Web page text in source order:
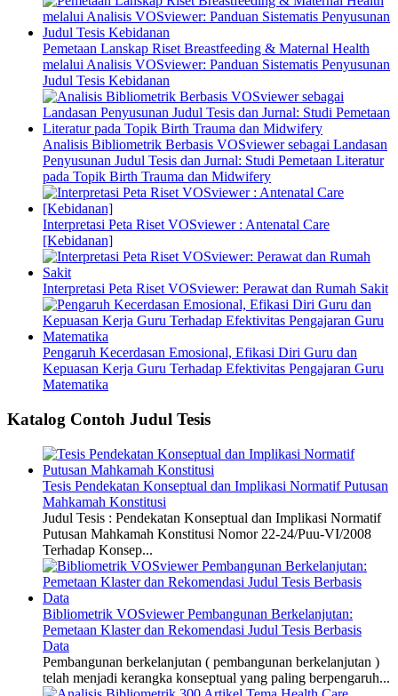
Pemetaan Lanskap Riset Breastfeeding & Maternal Health
melalui Analisis VOSviewer: Panduan Sistematis Penyusunan
Judul Tesis Kebidanan
Analisis Bibliometrik Berbasis VOSviewer sebagai Landasan
Penyusunan Judul Tesis dan Jurnal: Studi Pemetaan Literatur
pada Topik Birth Trauma dan Midwifery
Interpretasi Peta Riset VOSviewer : Antenatal Care
[Kebidanan]
Interpretasi Peta Riset VOSviewer: Perawat dan Rumah Sakit
Pengaruh Kecerdasan Emosional, Efikasi Diri Guru dan
Kepuasan Kerja Guru Terhadap Efektivitas Pengajaran Guru
Matematika
Katalog Contoh Judul Tesis
Tesis Pendekatan Konseptual dan Implikasi Normatif Putusan
Mahkamah Konstitusi
Judul Tesis : Pendekatan Konseptual dan Implikasi Normatif
Putusan Mahkamah Konstitusi Nomor 22-24/Puu-VI/2008
Terhadap Konsep...
Bibliometrik VOSviewer Pembangunan Berkelanjutan:
Pemetaan Klaster dan Rekomendasi Judul Tesis Berbasis
Data
Pembangunan berkelanjutan ( pembangunan berkelanjutan )
telah menjadi kerangka konseptual yang paling berpengaruh...